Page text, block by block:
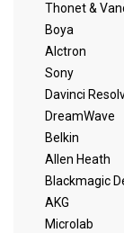
Thonet &
Boya
Alctron
Sony
Davinci
DreamWave
Belkin
Allen Heath
Blackmagic
AKG
Microlab